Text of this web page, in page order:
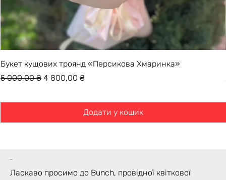
Букет кущових троянд «Персикова Хмаринка»
Звичайна ціна
5 000,00 ₴ За розпродажем
4 800,00 ₴
Додати у кошик
bunch
Ласкаво просимо до Bunch, провідної квіткової